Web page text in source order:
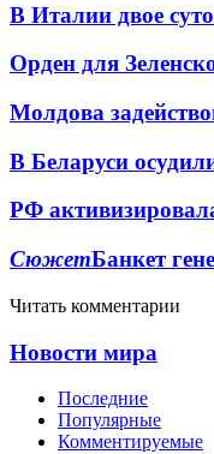
В Италии двое
Орден для
Молдова
В Беларуси
РФ
СюжетБанкет
Читать комментарии
Новости мира
Последние
Популярные
Комментируемые